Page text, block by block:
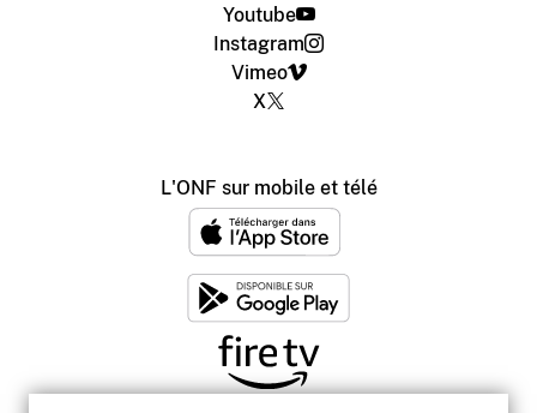
Youtube
Instagram
Vimeo
X
L'ONF sur mobile et télé